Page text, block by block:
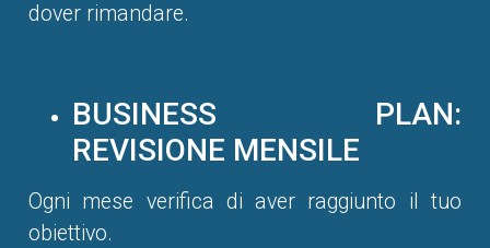
dover rimandare.
BUSINESS PLAN:
REVISIONE MENSILE
Ogni mese verifica di aver raggiunto il tuo
obiettivo.